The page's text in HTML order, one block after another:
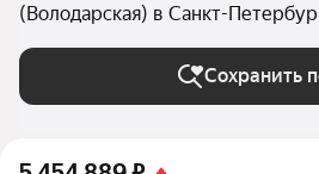
(Володарская) в Санкт-
Сохранить